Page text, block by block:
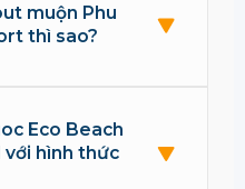
muộn Phu
thì sao?
Eco Beach
với hình thức